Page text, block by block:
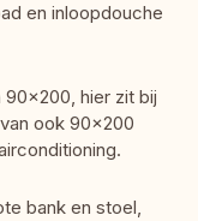
en inloopdouche
hier zit bij
ook 90x200
bank en stoel,